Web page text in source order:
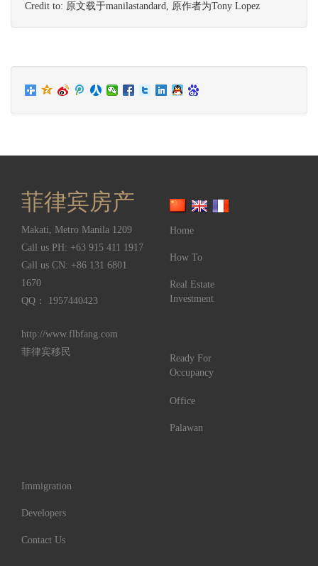
Credit to: 原文载于manilastandard, 原作者为Tony Lopez
菲律宾房产
Makati, Metro Manila 1209
Call us PH: +63 915 411 1917
Call us CN: +86 131 6801
1670
QQ： 1957440423
http://www.flbfang.com
菲律宾移民
Home
How To
Real Estate
Investment
Ready For
Occupancy
Office
Palawan
Immigration
Developers
Contact Us